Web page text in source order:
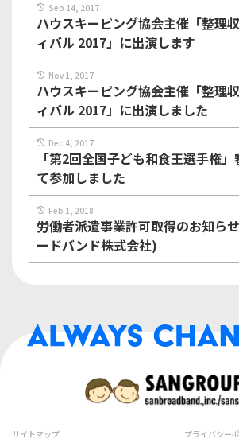
Sep 14, 2017
ハウスキーピング協会主催「整理
ィバル 2017」に出演します
Nov 1, 2017
ハウスキーピング協会主催「整理
ィバル 2017」に出演しました
Dec 4, 2017
「第2回全国子ども和食王選手権
て参加しました
Feb 1, 2018
労働者派遣事業許可取得のお知ら
ードバンド株式会社)
サイトマップ プライバシー